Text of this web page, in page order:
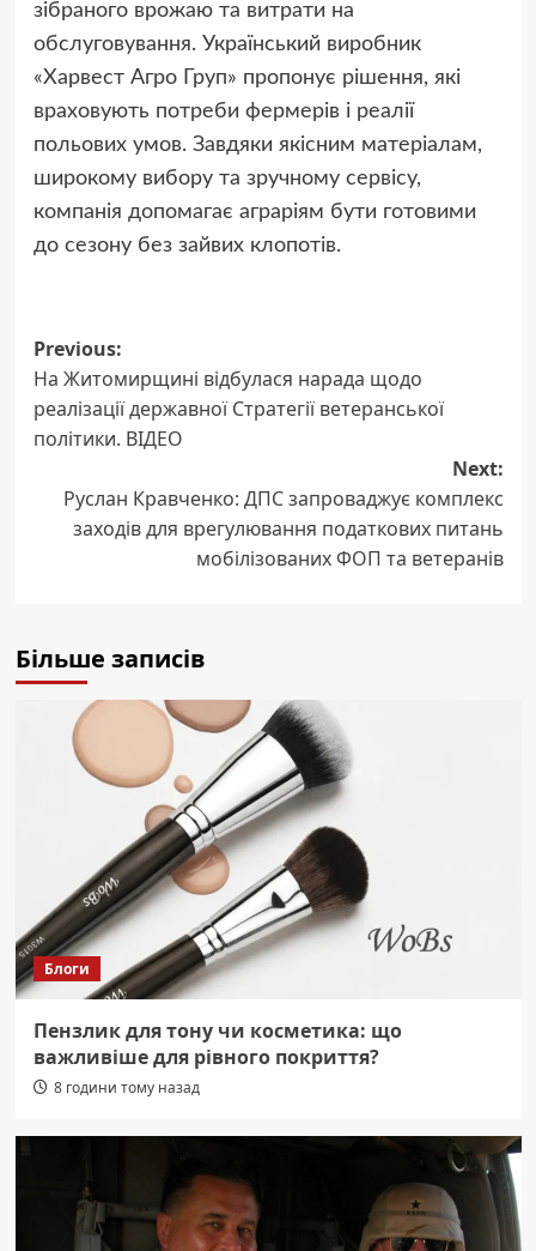
зібраного врожаю та витрати на
обслуговування. Український виробник
«Харвест Агро Груп» пропонує рішення, які
враховують потреби фермерів і реалії
польових умов. Завдяки якісним матеріалам,
широкому вибору та зручному сервісу,
компанія допомагає аграріям бути готовими
до сезону без зайвих клопотів.
Post
navigation
Previous:
На Житомирщині відбулася нарада щодо
реалізації державної Стратегії ветеранської
політики. ВІДЕО
Next:
Руслан Кравченко: ДПС запроваджує комплекс
заходів для врегулювання податкових питань
мобілізованих ФОП та ветеранів
Більше записів
Блоги
Пензлик для тону чи косметика: що
важливіше для рівного покриття?
8 години тому назад